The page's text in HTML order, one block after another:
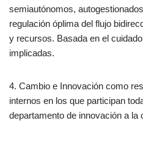
semiautónomos,
regulación óplima del flujo
y recursos. Basada en el
implicadas.
4. Cambio e Innovación como
internos en los que participan
departamento de innovación a la